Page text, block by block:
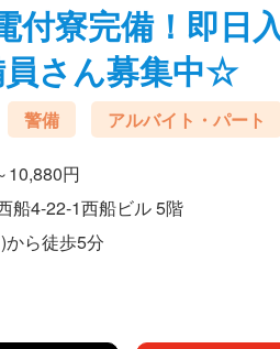
付寮完備！即日
さん募集中☆
警備 アルバイト・パート
10,880円
船4-22-1西船ビル 5階
から徒歩5分